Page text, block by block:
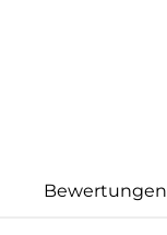
Bewertungen